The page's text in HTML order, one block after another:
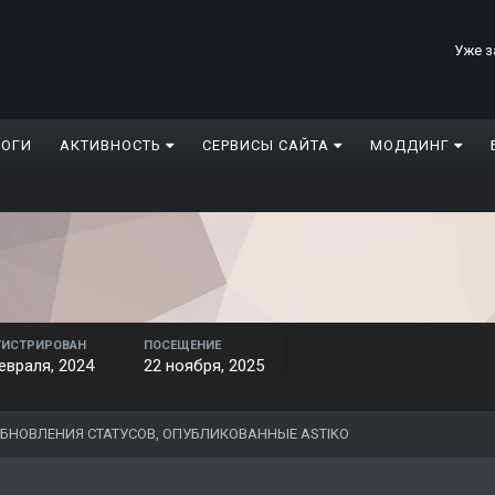
Уже
АКТИВНОСТЬ СЕРВИСЫ САЙТА МОДДИНГ
2024
ПОСЕЩЕНИЕ
22 ноября, 2025
СТАТУСОВ, ОПУБЛИКОВАННЫЕ ASTIKO